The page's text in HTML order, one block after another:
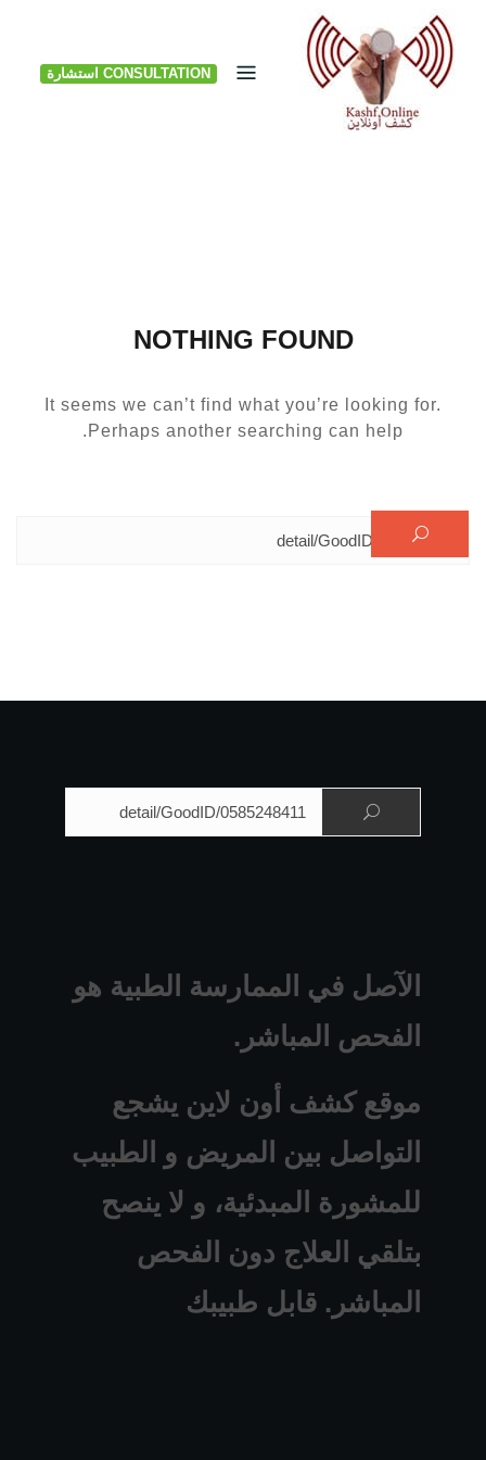
Skip
content
CONSULTATION استشارة
NOTHING FOUND
It seems we can’t find what you’re looking for.
Perhaps another searching can help.
البحث عن:
الآصل في الممارسة الطبية هو
الفحص المباشر.
موقع كشف أون لاين يشجع
التواصل بين المريض و الطبيب
للمشورة المبدئية، و لا ينصح
بتلقي العلاج دون الفحص
المباشر. قابل طبيبك